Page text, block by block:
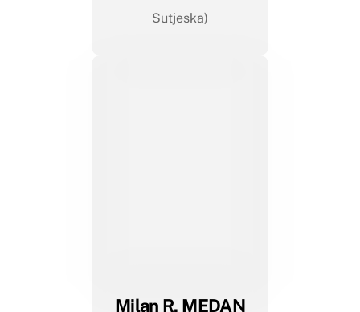
Sutjeska)
Milan R. MEDAN